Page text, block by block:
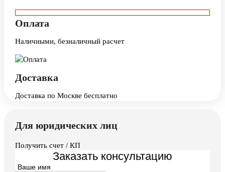
Оплата
Наличными, безналичный расчет
Доставка
Доставка по Москве бесплатно
Для юридических лиц
Получить счет / КП
Заказать консультацию
Ваше имя